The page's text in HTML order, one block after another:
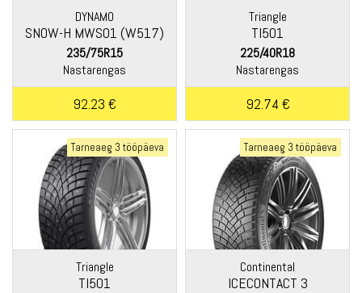
DYNAMO
SNOW-H MWS01 (W517)
235/75R15
Nastarengas
92.23 €
Triangle
TI501
225/40R18
Nastarengas
92.74 €
Tarneaeg 3 tööpäeva
Triangle
TI501
Tarneaeg 3 tööpäeva
Continental
ICECONTACT 3